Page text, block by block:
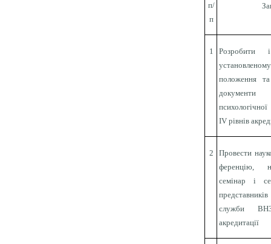
п/
п
1
Розробити
положення
ІV рівнів
2
Провести
фе­ренцію,
се­мі­нар і
служби
акредитації